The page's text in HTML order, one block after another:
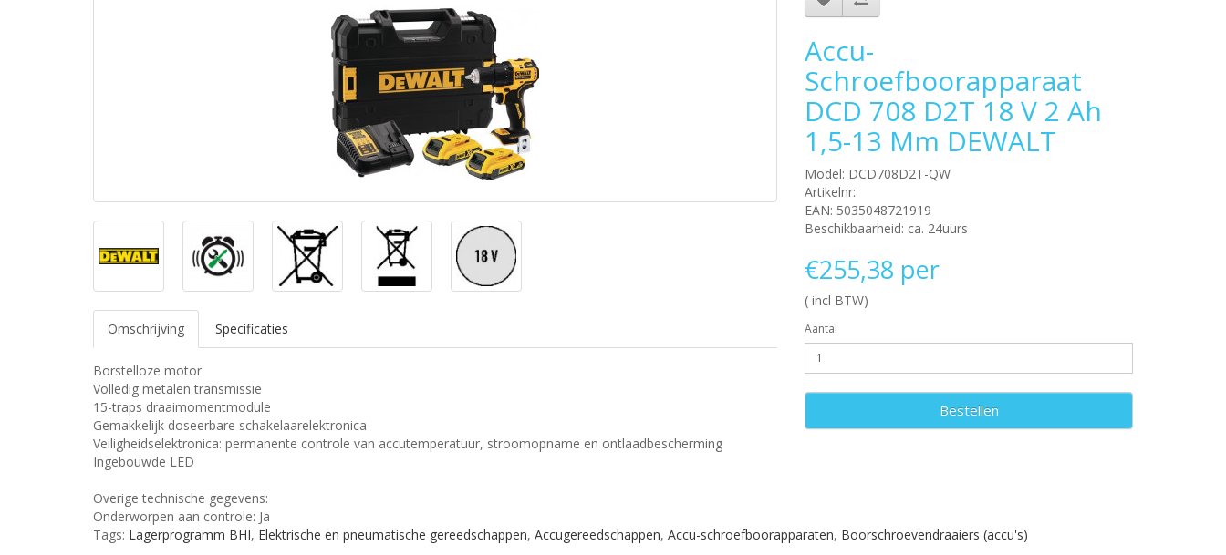
Omschrijving Specificaties
Borstelloze motor
Volledig metalen transmissie
15-traps draaimomentmodule
Gemakkelijk doseerbare schakelaarelektronica
Veiligheidselektronica: permanente controle van accutemperatuur, stroomopname en ontlaadbescherming
Ingebouwde LED
Overige technische gegevens:
Onderworpen aan controle: Ja
Accu-
Schroefboorapparaat
DCD 708 D2T 18 V 2 Ah
1,5-13 Mm DEWALT
Model: DCD708D2T-QW
Artikelnr:
EAN: 5035048721919
Beschikbaarheid: ca. 24uurs
€255,38 per
( incl BTW)
Aantal
Bestellen
Tags: Lagerprogramm BHI, Elektrische en pneumatische gereedschappen, Accugereedschappen, Accu-schroefboorapparaten, Boorschroevendraaiers (accu's)